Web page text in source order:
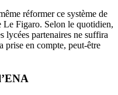
réformer ce système de
Le Figaro. Selon le quotidien,
lycées partenaires ne suffira
prise en compte, peut-être